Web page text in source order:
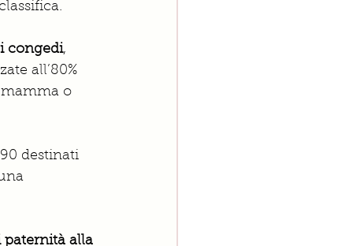
congedi,
all’80%
o
destinati
alla